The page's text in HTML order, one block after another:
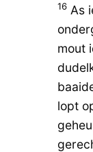
16As
mout
lopt